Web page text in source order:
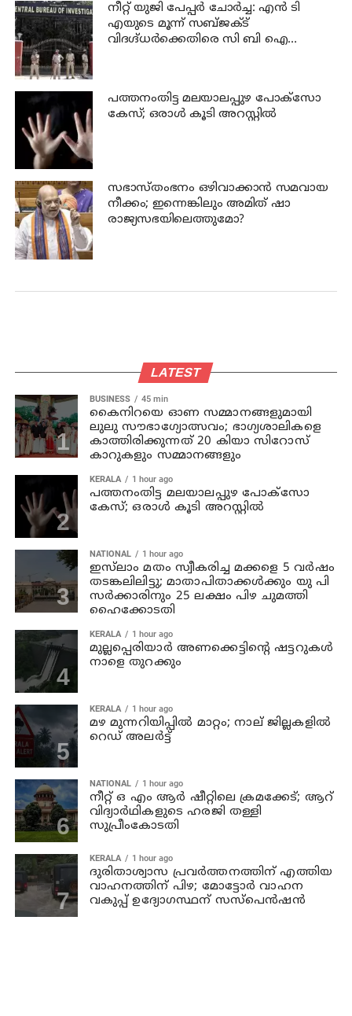
നീറ്റ് യുജി പേപ്പർ ചോർച്ച: എൻ ടി
എയുടെ മൂന്ന് സബ്ജക്ട്
വിദഗ്ദ്ധർക്കെതിരെ സി ബി ഐ
പത്തനംതിട്ട മലയാലപ്പുഴ പോക്സോ
കേസ്; ഒരാള്‍ കൂടി അറസ്റ്റില്‍
സഭാസ്തംഭനം ഒഴിവാക്കാൻ സമവായ
നീക്കം; ഇന്നെങ്കിലും അമിത് ഷാ
രാജ്യസഭയിലെത്തുമോ?
LATEST
BUSINESS 45 min
കൈനിറയെ ഓണ സമ്മാനങ്ങളുമായി
ലുലു സൗഭാ​ഗ്യോത്സവം; ഭാ​ഗ്യശാലികളെ
കാത്തിരിക്കുന്നത് 20 കിയാ സിറോസ്
കാറുകളും സമ്മാനങ്ങളും
KERALA 1 hour ago
പത്തനംതിട്ട മലയാലപ്പുഴ പോക്സോ
കേസ്; ഒരാള്‍ കൂടി അറസ്റ്റില്‍
NATIONAL 1 hour ago
ഇസ്‍ലാം മതം സ്വീകരിച്ച മക്കളെ 5 വർഷം
തടങ്കലിലിട്ടു; മാതാപിതാക്കൾക്കും യു പി
സർക്കാരിനും 25 ലക്ഷം പിഴ ചുമത്തി
ഹൈക്കോടതി
KERALA 1 hour ago
മുല്ലപ്പെരിയാര്‍ അണക്കെട്ടിന്റെ ഷട്ടറുകള്‍
നാളെ തുറക്കും
KERALA 1 hour ago
മഴ മുന്നറിയിപ്പില്‍ മാറ്റം; നാല് ജില്ലകളില്‍
റെഡ് അലര്‍ട്ട്
NATIONAL 1 hour ago
നീറ്റ് ഒ എം ആര്‍ ഷീറ്റിലെ ക്രമക്കേട്; ആറ്
വിദ്യാര്‍ഥികളുടെ ഹരജി തള്ളി
സുപ്രീംകോടതി
KERALA 1 hour ago
ദുരിതാശ്വാസ പ്രവര്‍ത്തനത്തിന് എത്തിയ
വാഹനത്തിന് പിഴ; മോട്ടോര്‍ വാഹന
വകുപ്പ് ഉദ്യോഗസ്ഥന്‌ സസ്‌പെന്‍ഷന്‍